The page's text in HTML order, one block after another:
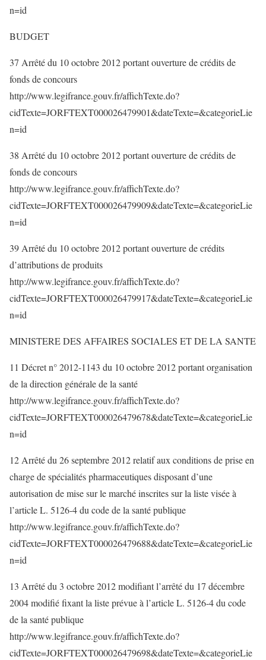
n=id
BUDGET
37 Arrêté du 10 octobre 2012 portant ouverture de crédits de
fonds de concours
http://www.legifrance.gouv.fr/affichTexte.do?
cidTexte=JORFTEXT000026479901&dateTexte=&categorieLie
n=id
38 Arrêté du 10 octobre 2012 portant ouverture de crédits de
fonds de concours
http://www.legifrance.gouv.fr/affichTexte.do?
cidTexte=JORFTEXT000026479909&dateTexte=&categorieLie
n=id
39 Arrêté du 10 octobre 2012 portant ouverture de crédits
d’attributions de produits
http://www.legifrance.gouv.fr/affichTexte.do?
cidTexte=JORFTEXT000026479917&dateTexte=&categorieLie
n=id
MINISTERE DES AFFAIRES SOCIALES ET DE LA SANTE
11 Décret n° 2012-1143 du 10 octobre 2012 portant organisation
de la direction générale de la santé
http://www.legifrance.gouv.fr/affichTexte.do?
cidTexte=JORFTEXT000026479678&dateTexte=&categorieLie
n=id
12 Arrêté du 26 septembre 2012 relatif aux conditions de prise en
charge de spécialités pharmaceutiques disposant d’une
autorisation de mise sur le marché inscrites sur la liste visée à
l’article L. 5126-4 du code de la santé publique
http://www.legifrance.gouv.fr/affichTexte.do?
cidTexte=JORFTEXT000026479688&dateTexte=&categorieLie
n=id
13 Arrêté du 3 octobre 2012 modifiant l’arrêté du 17 décembre
2004 modifié fixant la liste prévue à l’article L. 5126-4 du code
de la santé publique
http://www.legifrance.gouv.fr/affichTexte.do?
cidTexte=JORFTEXT000026479698&dateTexte=&categorieLie